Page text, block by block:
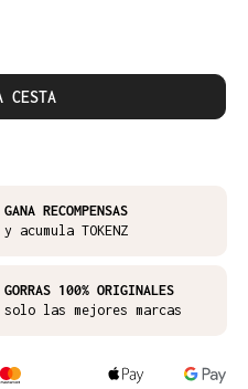
la
CESTA
GANA RECOMPENSAS
y acumula TOKENZ
GORRAS 100% ORIGINALES
solo las mejores marcas